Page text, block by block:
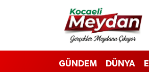
GÜNDEM DÜNYA
Nöbetçi Eczaneler
Hava Durumu